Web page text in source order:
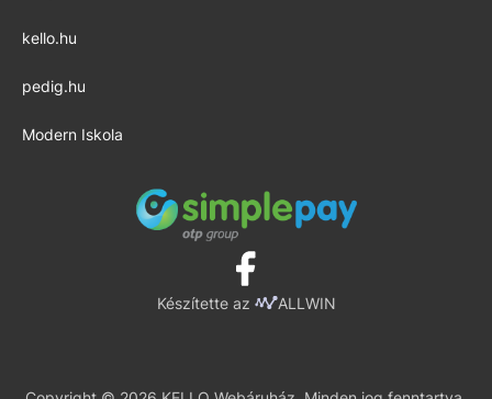
kello.hu
pedig.hu
Modern Iskola
Készítette az ALLWIN